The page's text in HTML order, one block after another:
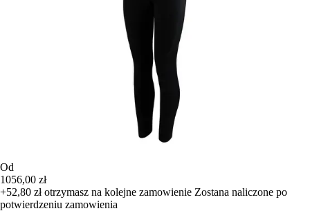
Od
1056,00 zł
+52,80 złotrzymasz na kolejne zamowienie Zostana naliczone po
potwierdzeniu zamowienia